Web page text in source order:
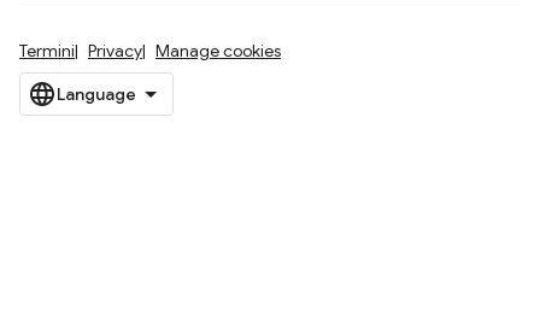
Termini Privacy Manage cookies